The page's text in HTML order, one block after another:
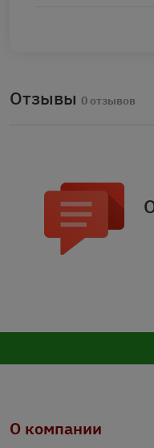
Отзывы 0 отзывов
О компании